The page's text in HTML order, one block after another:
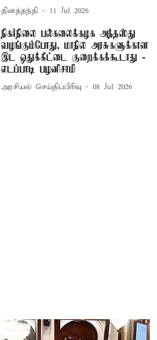
தினத்தந்தி 11 Jul 2026
நிகர்நிலை பல்கலைக்கழக அந்தஸ்து
வழங்கும்போது, மாநில அரசுகளுக்கான
இட ஒதுக்கீட்டை குறைக்கக்கூடாது -
எடப்பாடி பழனிசாமி
அரசியல் செய்திப்பிரிவு 08 Jul 2026